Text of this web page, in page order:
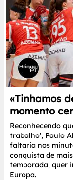
«Tinhamos
momento
Reconhecendo
trabalho', Paulo
faltaria nos
conquista de
temporada, quer
Europa.